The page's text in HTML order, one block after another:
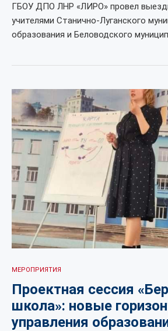
ГБОУ ДПО ЛНР «ЛИРО» провел
учителями Станично-Луганского
образования и Беловодского
МЕРОПРИЯТИЯ
Проектная сессия
школа»: новые
управления